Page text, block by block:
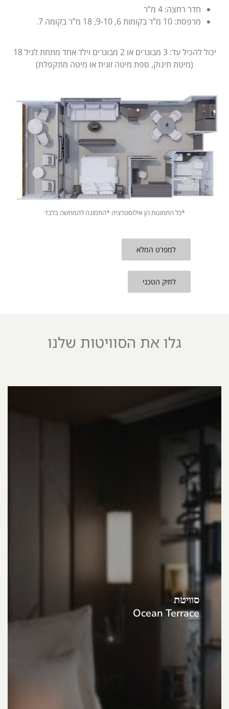
חדר רחצה: 4 מ”ר
מרפסת: 10 מ”ר בקומות 6, 9-10, 18 מ”ר בקומה 7.
יכול להכיל עד: 3 מבוגרים או 2 מבוגרים וילד אחד מתחת לגיל 18
(מיטת תינוק, ספת מיטה זוגית או מיטה מתקפלת)
*כל התמונות הן אילוסטרציה*התמונה להמחשה בלבד
למפרט המלא
לתיק הטכני
גלו את הסוויטות שלנו
סוויטת
Ocean Terrace